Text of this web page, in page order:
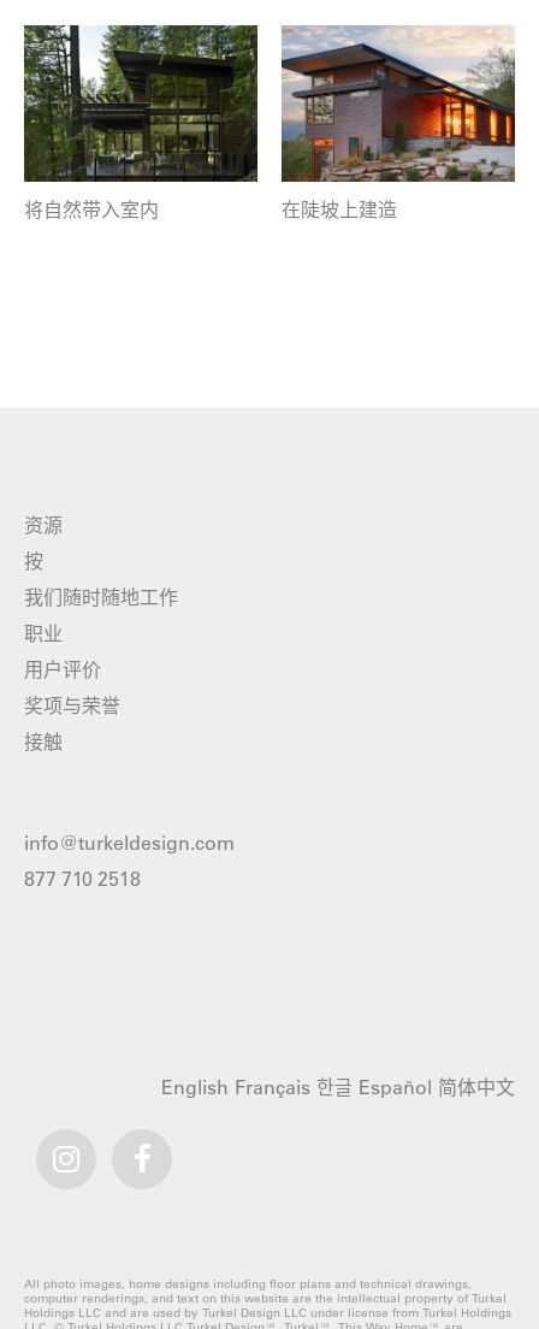
将自然带入室内 在陡坡上建造
资源
按
我们随时随地工作
职业
用户评价
奖项与荣誉
接触
info@turkeldesign.com
877 710 2518
English Français 한글 Español 简体中文
All photo images, home designs including floor plans and technical drawings,
computer renderings, and text on this website are the intellectual property of Turkel
Holdings LLC and are used by Turkel Design LLC under license from Turkel Holdings